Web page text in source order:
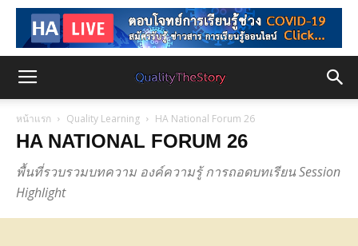
หน้าแรก Quality Learning HA National Forum 26
HA NATIONAL FORUM 26
พื้นที่รวบรวมบทความ องค์ความรู้ การถอดบทเรียน Session
Highlight